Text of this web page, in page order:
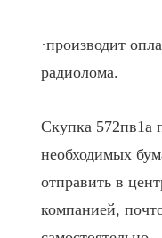
·производит
радиолома.
Скупка 572пв1а
необходимых
отправить в
компанией,